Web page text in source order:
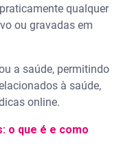
qualquer
ou gravadas em
a saúde, permitindo
à saúde,
online.
o que é e como